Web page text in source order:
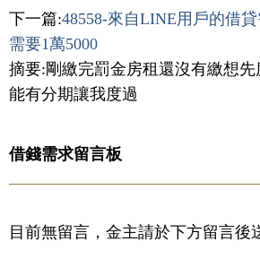
下一篇:48558-來自LINE用戶的借
需要1萬5000
摘要:剛繳完罰金房租還沒有繳想
能有分期讓我度過
借錢需求留言板
目前無留言，金主請於下方留言後